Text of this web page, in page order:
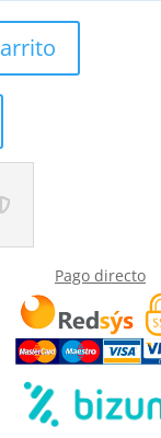
Pago directo